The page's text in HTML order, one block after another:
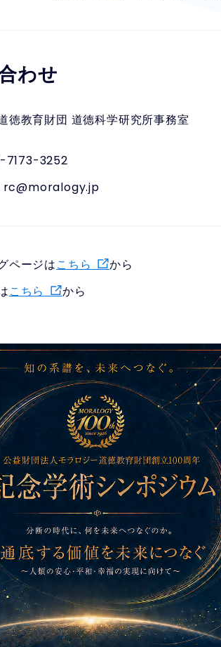
わせ
徳教育財団 道德科学研究所事務室
7173-3252
rc@moralogy.jp
ページはこちら
から
こちら から